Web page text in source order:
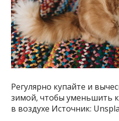
Регулярно купайте и
зимой, чтобы уменьшить
в воздухе Источник: